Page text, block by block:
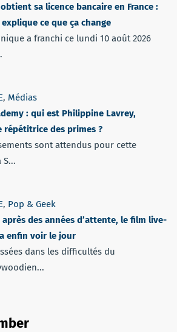
sa licence bancaire en France :
ce que ça change
a franchi ce lundi 10 août 2026
, Médias
: qui est Philippine Lavrey,
répétitrice des primes ?
sont attendus pour cette
, Pop & Geek
des années d’attente, le film live-
enfin voir le jour
dans les difficultés du